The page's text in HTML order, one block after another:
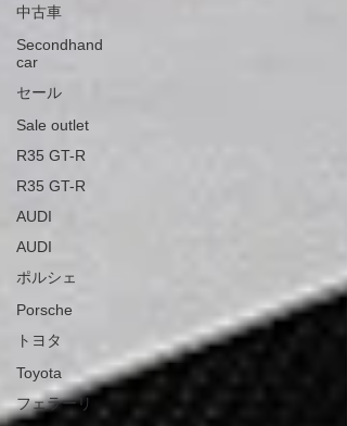
中古車
Secondhand
car
セール
Sale outlet
R35 GT-R
R35 GT-R
AUDI
AUDI
ポルシェ
Porsche
トヨタ
Toyota
フェラーリ